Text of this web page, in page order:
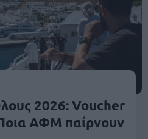
2026: Voucher
ΑΦΜ παίρνουν